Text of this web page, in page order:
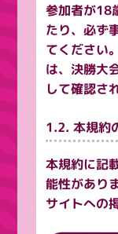
参加者が18
たり、必ず
てください
は、決勝大
して確認さ
1.2. 本規約
本規約に記
能性があり
サイトへの